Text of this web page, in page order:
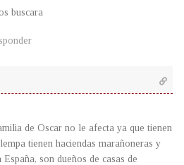
buscara
de Oscar no le afecta ya que tienen
tienen haciendas marañoneras y
son dueños de casas de